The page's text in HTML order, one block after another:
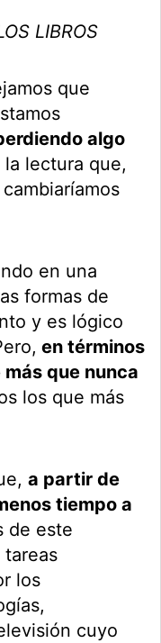
LIBROS
que
algo
lectura que,
en una
formas de
y es lógico
en términos
que nunca
los que más
a partir de
tiempo a
de este
tareas
los
cuyo